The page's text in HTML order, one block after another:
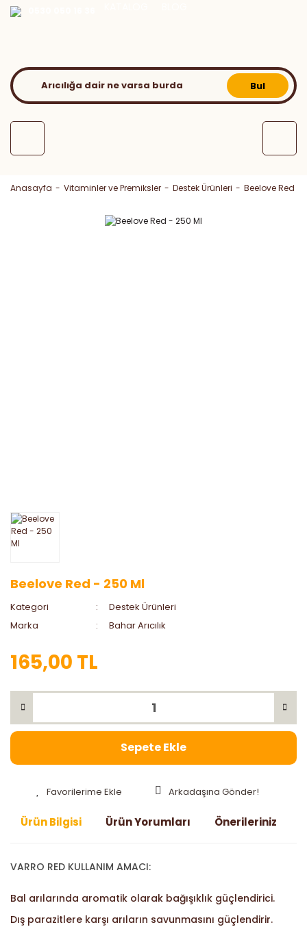
Bul
Anasayfa Vitaminler ve Premiksler Destek Ürünleri Beelove Red -
Beelove Red - 250 Ml
Kategori
Destek Ürünleri
Marka
Bahar Arıcılık
165,00 TL
Sepete Ekle
Arkadaşına Gönder!
Ürün Bilgisi Ürün Yorumları Önerileriniz
VARRO RED KULLANIM AMACI:
Bal arılarında aromatik olarak bağışıklık güçlendirici.
Dış parazitlere karşı arıların savunmasını güçlendirir.